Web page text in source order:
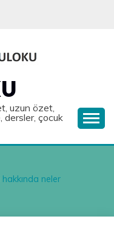
uzun özet,
dersler, çocuk
neler